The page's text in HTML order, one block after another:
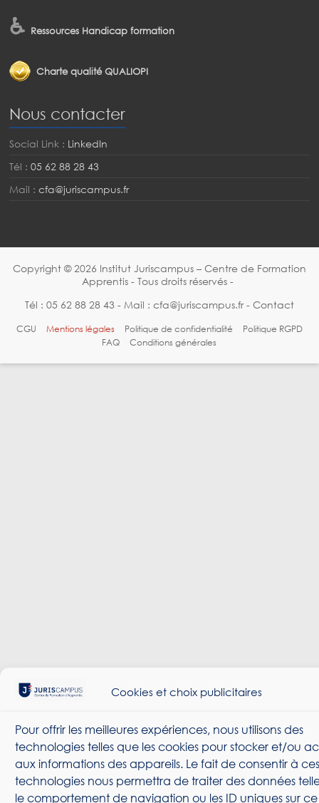
Cookies et choix publicitaires
Pour offrir les meilleures expériences, nous utilisons des
technologies telles que les cookies pour stocker et/ou
aux informations des appareils. Le fait de consentir à ces
technologies nous permettra de traiter des données
le comportement de navigation ou les ID uniques sur ce
♿ Ressources Handicap formation
Charte qualité QUALIOPI
Nous contacter
Social Link : LinkedIn
Tél :05 62 88 28 43
Mail : cfa@juriscampus.fr
Copyright © 2026 Institut Juriscampus – Centre de Formation
Apprentis - Tous droits réservés -
Tél : 05 62 88 28 43 - Mail : cfa@juriscampus.fr- Contact
CGU Mentions légales Politique de confidentialité
Politique RGPD
FAQ
Conditions générales